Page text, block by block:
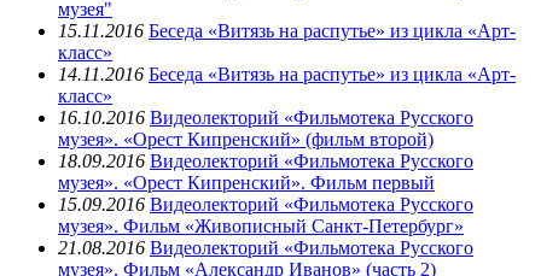
музея"
15.11.2016 Беседа «Витязь на распутье» из цикла «Арт-
класс»
14.11.2016 Беседа «Витязь на распутье» из цикла «Арт-
класс»
16.10.2016 Видеолекторий «Фильмотека Русского
музея». «Орест Кипренский» (фильм второй)
18.09.2016 Видеолекторий «Фильмотека Русского
музея». «Орест Кипренский». Фильм первый
15.09.2016 Видеолекторий «Фильмотека Русского
музея». Фильм «Живописный Санкт-Петербург»
21.08.2016 Видеолекторий «Фильмотека Русского
музея». Фильм «Александр Иванов» (часть 2)